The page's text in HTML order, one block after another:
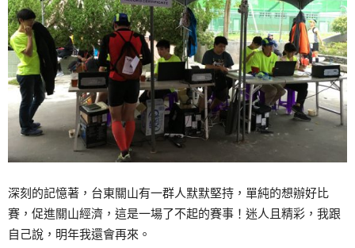
深刻的記憶著，台東關山有一群人默默堅持，單純的想辦好比
賽，促進關山經濟，這是一場了不起的賽事！迷人且精彩，我跟
自己說，明年我還會再來。